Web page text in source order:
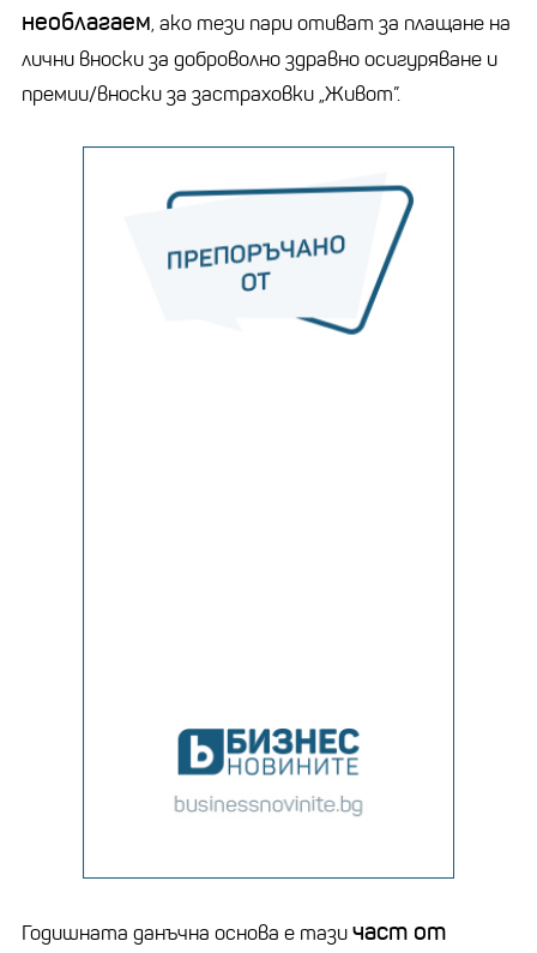
необлагаем, ако тези пари отиват за плащане на
лични вноски за доброволно здравно осигуряване и
премии/вноски за застраховки „Живот”.
Годишната данъчна основа е тазичаст от